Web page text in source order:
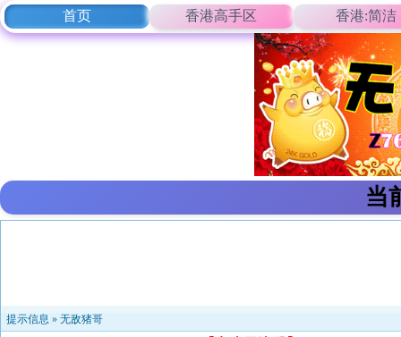
首页 香港高手区 香港:简洁
当
提示信息 » 无敌猪哥